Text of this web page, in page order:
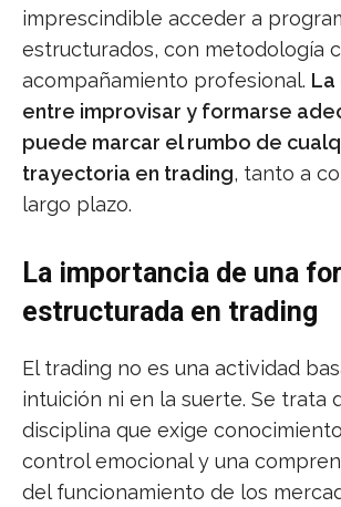
imprescindible acceder a
estructurados, con metodología
acompañamiento profesional. La
entre improvisar y formarse
puede marcar el rumbo de
trayectoria en trading, tanto a
largo plazo.
La importancia de una
estructurada en trading
El trading no es una actividad
intuición ni en la suerte. Se trata
disciplina que exige
control emocional y una
del funcionamiento de los